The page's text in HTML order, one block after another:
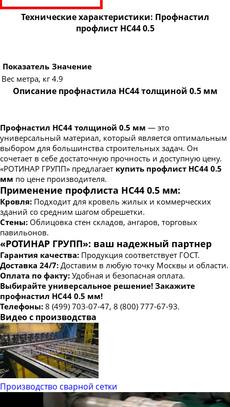
Технические характеристики: Профнастил
профлист НС44 0.5
Показатель Значение
Вес метра, кг 4.9
Описание профнастила НС44 толщиной 0.5 мм
Профнастил НС44 толщиной 0.5 мм — это
универсальный материал, который является оптимальным
выбором для большинства строительных задач. Он
сочетает в себе достаточную прочность и доступную цену.
«РОТИНАР ГРУПП» предлагает купить профлист НС44 0.5
мм по цене производителя.
Применение профлиста НС44 0.5 мм:
Кровля: Подходит для кровель жилых и коммерческих
зданий со средним шагом обрешетки.
Стены: Облицовка стен складов, ангаров, торговых
павильонов.
«РОТИНАР ГРУПП»: ваш надежный партнер
Гарантия качества: Продукция соответствует ГОСТ.
Доставка 24/7: Доставим в любую точку Москвы и области.
Оплата по факту: Удобная и безопасная оплата.
Выбирайте универсальное решение! Закажите
профнастил НС44 0.5 мм!
Телефоны: 8 (499) 703-07-47, 8 (800) 777-67-93.
Видео с производства
Производство сварной сетки